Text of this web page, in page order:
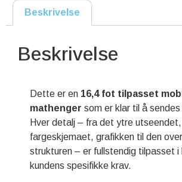
Beskrivelse
Beskrivelse
Dette er en 16,4 fot tilpasset
mathenger som er klar til å sendes
Hver detalj – fra det ytre utseendet,
fargeskjemaet, grafikken til den
strukturen – er fullstendig tilpasset i
kundens spesifikke krav.